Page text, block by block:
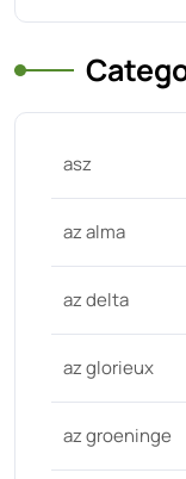
asz
az alma
az delta
az glorieux
az groeninge